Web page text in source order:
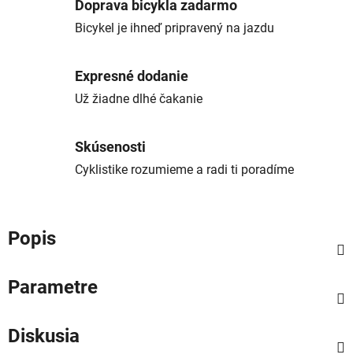
Doprava bicykla zadarmo
Bicykel je ihneď pripravený na jazdu
Expresné dodanie
Už žiadne dlhé čakanie
Skúsenosti
Cyklistike rozumieme a radi ti poradíme
Popis
Parametre
Diskusia